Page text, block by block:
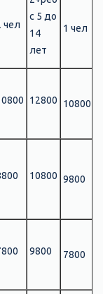
чел
с 5 до
14
лет
1 чел
12800 10800
10800 9800
9800 7800